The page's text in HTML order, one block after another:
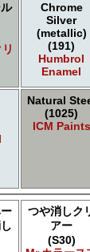
Chrome
Silver
(metallic)
(191)
Humbrol
Enamel
Natural
(1025)
ICM Paints
つや消しク
アー
(S30)